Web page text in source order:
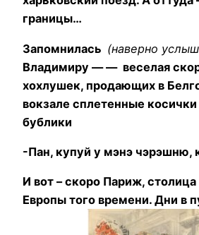
границы…
Запомнилась (наверно
Владимиру — — веселая
хохлушек, продающих в
вокзале сплетенные
бублики
-Пан, купуй у мэнэ чэрэшню,
И вот – скоро Париж,
Европы того времени. Дни в